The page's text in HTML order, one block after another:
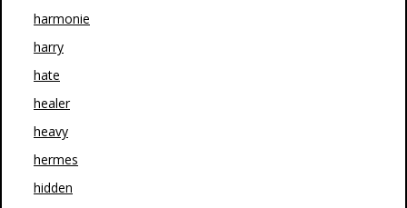
harmonie
harry
hate
healer
heavy
hermes
hidden